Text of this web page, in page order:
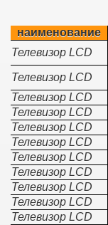
наименование
Телевизор LCD
Телевизор LCD
Телевизор LCD
Телевизор LCD
Телевизор LCD
Телевизор LCD
Телевизор LCD
Телевизор LCD
Телевизор LCD
Телевизор LCD
Телевизор LCD